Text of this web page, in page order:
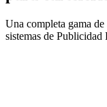
Una completa gama de
sistemas de